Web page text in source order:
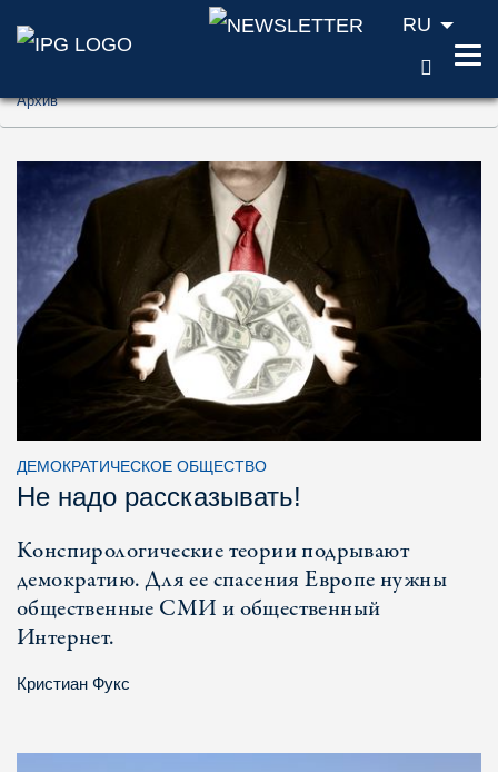
Перейти к содержанию (ключ доступа
Перейти к поиску (ключ доступа '2')
Перейти к навигации (ключ доступа '3')
RU
Архив
ДЕМОКРАТИЧЕСКОЕ ОБЩЕСТВО
Не надо рассказывать!
Конспирологические теории подрывают
демократию. Для ее спасения Европе нужны
общественные СМИ и общественный
Интернет.
Кристиан Фукс